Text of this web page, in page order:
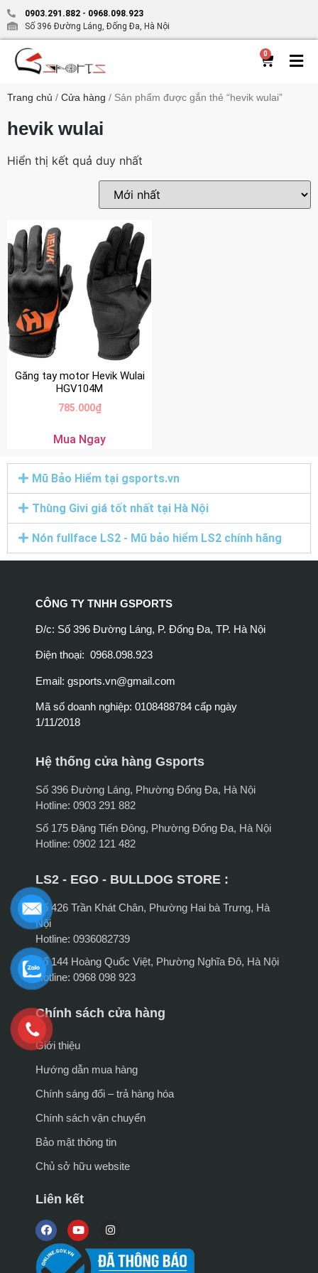
0903.291.882 - 0968.098.923
Số 396 Đường Láng, Đống Đa, Hà Nội
0
Trang chủ / Cửa hàng / Sản phẩm được gắn thẻ “hevik wulai”
hevik wulai
Hiển thị kết quả duy nhất
Găng tay motor Hevik Wulai
HGV104M
785.000₫
Mua Ngay
Mũ Bảo Hiểm tại gsports.vn
Thùng Givi giá tốt nhất tại Hà Nội
Nón fullface LS2 - Mũ bảo hiểm LS2 chính hãng
CÔNG TY TNHH GSPORTS
Đ/c: Số 396 Đường Láng, P. Đống Đa, TP. Hà Nội
Điện thoại: 0968.098.923
Email: gsports.vn@gmail.com
Mã số doanh nghiệp: 0108488784 cấp ngày
1/11/2018
Hệ thống cửa hàng Gsports
Số 396 Đường Láng, Phường Đống Đa, Hà Nội
Hotline: 0903 291 882
Số 175 Đặng Tiến Đông, Phường Đống Đa, Hà Nội
Hotline: 0902 121 482
LS2 - EGO - BULLDOG STORE :
Số 426 Trần Khát Chân, Phường Hai bà Trưng, Hà
Nội
Hotline: 0936082739
Số 144 Hoàng Quốc Việt, Phường Nghĩa Đô, Hà Nội
Hotline: 0968 098 923
Chính sách cửa hàng
Giới thiệu
Hướng dẫn mua hàng
Chính sáng đổi – trả hàng hóa
Chính sách vận chuyển
Bảo mật thông tin
Chủ sở hữu website
Liên kết